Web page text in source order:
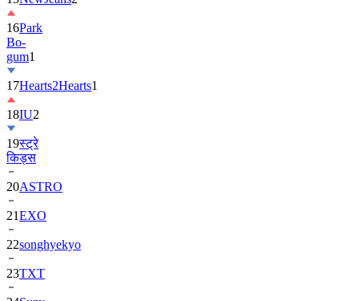
16Park
Bo-
gum1
17Hearts2Hearts1
18IU2
19स्ट्रे
किड्स
20ASTRO
21EXO
22songhyekyo
23TXT